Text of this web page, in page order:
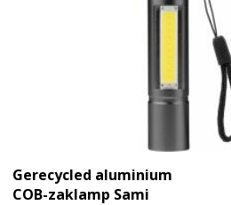
Gerecycled aluminium
COB-zaklamp Sami